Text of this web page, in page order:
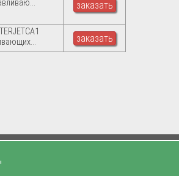
заказать
заказать